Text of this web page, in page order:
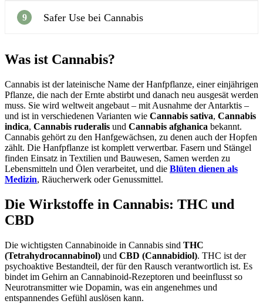
9 Safer Use bei Cannabis
Was ist Cannabis?
Cannabis ist der lateinische Name der Hanfpflanze, einer einjährigen
Pflanze, die nach der Ernte abstirbt und danach neu ausgesät werden
muss. Sie wird weltweit angebaut – mit Ausnahme der Antarktis –
und ist in verschiedenen Varianten wie Cannabis sativa, Cannabis
indica, Cannabis ruderalis und Cannabis afghanica bekannt.
Cannabis gehört zu den Hanfgewächsen, zu denen auch der Hopfen
zählt. Die Hanfpflanze ist komplett verwertbar. Fasern und Stängel
finden Einsatz in Textilien und Bauwesen, Samen werden zu
Lebensmitteln und Ölen verarbeitet, und die Blüten dienen als
Medizin, Räucherwerk oder Genussmittel.
Die Wirkstoffe in Cannabis: THC und
CBD
Die wichtigsten Cannabinoide in Cannabis sind THC
(Tetrahydrocannabinol) und CBD (Cannabidiol). THC ist der
psychoaktive Bestandteil, der für den Rausch verantwortlich ist. Es
bindet im Gehirn an Cannabinoid-Rezeptoren und beeinflusst so
Neurotransmitter wie Dopamin, was ein angenehmes und
entspannendes Gefühl auslösen kann.